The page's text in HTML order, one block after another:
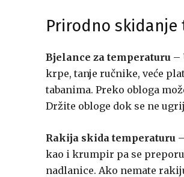
Prirodno skidanje
Bjelance za temperaturu –
krpe, tanje ručnike, veće
tabanima. Preko obloga
Držite obloge dok se ne
Rakija skida temperaturu
kao i krumpir pa se
nadlanice. Ako nemate